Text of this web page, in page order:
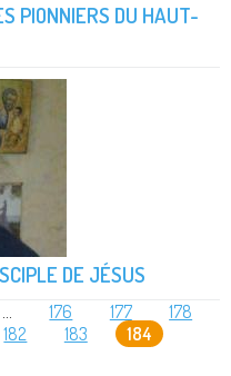
PIONNIERS DU HAUT-
DE JÉSUS
… 176 177
178
182 183 184